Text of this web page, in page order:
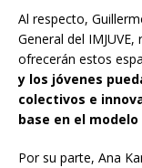
Al respecto,
General del
ofrecerán estos
y los jóvenes
colectivos e
base en el
Por su parte, Ana